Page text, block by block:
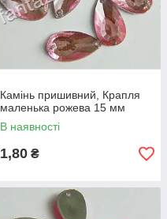
Камінь пришивний, Крапля
маленька рожева 15 мм
В наявності
1,80 ₴